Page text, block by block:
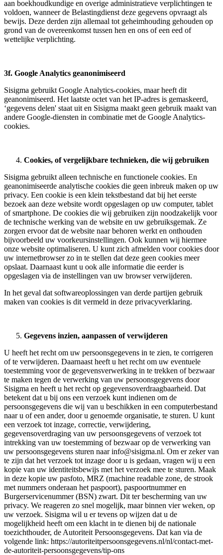
aan boekhoudkundige en overige administratieve verplichtingen te
voldoen, wanneer de Belastingdienst deze gegevens opvraagt als
bewijs. Deze derden zijn allemaal tot geheimhouding gehouden op
grond van de overeenkomst tussen hen en ons of een eed of
wettelijke verplichting.
3f. Google Analytics geanonimiseerd
Sisigma gebruikt Google Analytics-cookies, maar heeft dit
geanonimiseerd. Het laatste octet van het IP-adres is gemaskeerd,
‘gegevens delen' staat uit en Sisigma maakt geen gebruik maakt van
andere Google-diensten in combinatie met de Google Analytics-
cookies.
Cookies, of vergelijkbare technieken, die wij gebruiken
Sisigma gebruikt alleen technische en functionele cookies. En
geanonimiseerde analytische cookies die geen inbreuk maken op uw
privacy. Een cookie is een klein tekstbestand dat bij het eerste
bezoek aan deze website wordt opgeslagen op uw computer, tablet
of smartphone. De cookies die wij gebruiken zijn noodzakelijk voor
de technische werking van de website en uw gebruiksgemak. Ze
zorgen ervoor dat de website naar behoren werkt en onthouden
bijvoorbeeld uw voorkeursinstellingen. Ook kunnen wij hiermee
onze website optimaliseren. U kunt zich afmelden voor cookies door
uw internetbrowser zo in te stellen dat deze geen cookies meer
opslaat. Daarnaast kunt u ook alle informatie die eerder is
opgeslagen via de instellingen van uw browser verwijderen.
In het geval dat softwareoplossingen van derde partijen gebruik
maken van cookies is dit vermeld in deze privacyverklaring.
Gegevens inzien, aanpassen of verwijderen
U heeft het recht om uw persoonsgegevens in te zien, te corrigeren
of te verwijderen. Daarnaast heeft u het recht om uw eventuele
toestemming voor de gegevensverwerking in te trekken of bezwaar
te maken tegen de verwerking van uw persoonsgegevens door
Sisigma en heeft u het recht op gegevensoverdraagbaarheid. Dat
betekent dat u bij ons een verzoek kunt indienen om de
persoonsgegevens die wij van u beschikken in een computerbestand
naar u of een ander, door u genoemde organisatie, te sturen. U kunt
een verzoek tot inzage, correctie, verwijdering,
gegevensoverdraging van uw persoonsgegevens of verzoek tot
intrekking van uw toestemming of bezwaar op de verwerking van
uw persoonsgegevens sturen naarinfo@sisigma.nl. Om er zeker van
te zijn dat het verzoek tot inzage door u is gedaan, vragen wij u een
kopie van uw identiteitsbewijs met het verzoek mee te sturen. Maak
in deze kopie uw pasfoto, MRZ (machine readable zone, de strook
met nummers onderaan het paspoort), paspoortnummer en
Burgerservicenummer (BSN) zwart. Dit ter bescherming van uw
privacy. We reageren zo snel mogelijk, maar binnen vier weken, op
uw verzoek. Sisigma wil u er tevens op wijzen dat u de
mogelijkheid heeft om een klacht in te dienen bij de nationale
toezichthouder, de Autoriteit Persoonsgegevens. Dat kan via de
volgende link: https://autoriteitpersoonsgegevens.nl/nl/contact-met-
de-autoriteit-persoonsgegevens/tip-ons